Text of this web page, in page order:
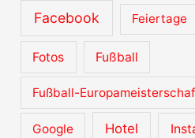
Facebook Feiertage
Fotos Fußball
Fußball-
Google Hotel